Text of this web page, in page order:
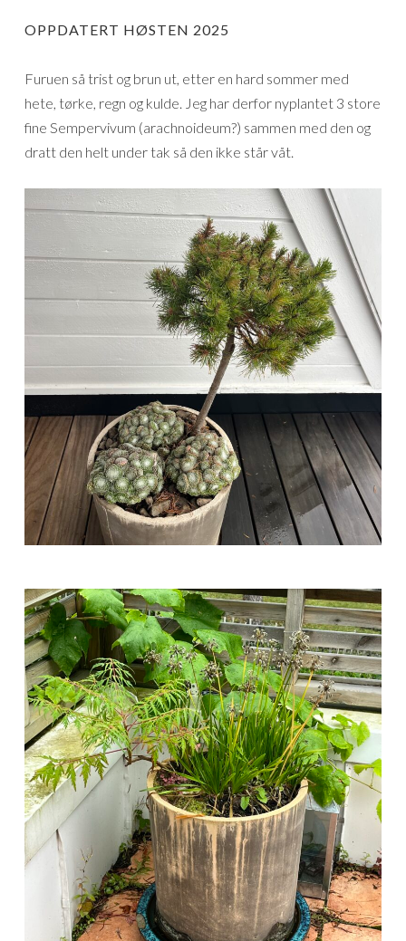
OPPDATERT HØSTEN 2025
Furuen så trist og brun ut, etter en hard sommer med
hete, tørke, regn og kulde. Jeg har derfor nyplantet 3 store
fine Sempervivum (arachnoideum?) sammen med den og
dratt den helt under tak så den ikke står våt.